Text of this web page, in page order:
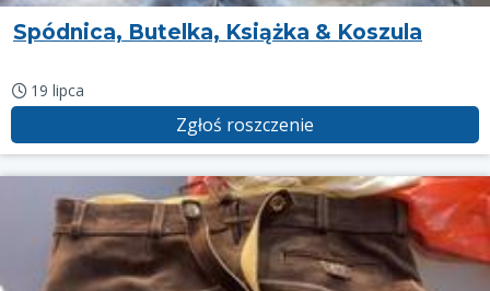
Spódnica, Butelka, Książka & Koszula
19 lipca
Zgłoś roszczenie